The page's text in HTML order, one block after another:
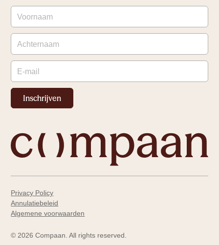
© 2026 Compaan. All rights reserved.
Privacy Policy
Annulatiebeleid
Algemene voorwaarden